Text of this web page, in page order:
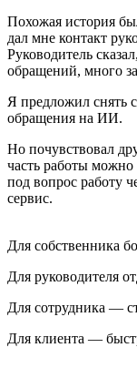
Похожая история
дал мне контакт
Руководитель
обращений, много
Я предложил снять
обращения на ИИ.
Но почувствовал
часть работы можно
под вопрос работу
сервис.
Для собственника
Для руководителя
Для сотрудника —
Для клиента —